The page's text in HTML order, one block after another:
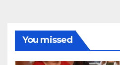
You missed